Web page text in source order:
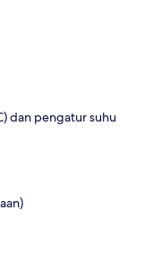
dan pengatur suhu